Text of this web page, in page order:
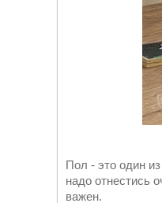
Пол - это один
надо отнестись
важен.